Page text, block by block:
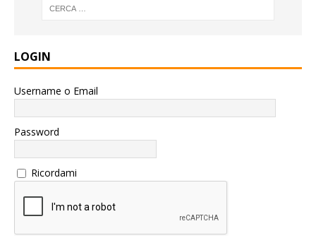
LOGIN
Username o Email
Password
Ricordami